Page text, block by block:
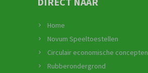
Home
Novum Speeltoestellen
Circulair economische concepten
Rubberondergrond